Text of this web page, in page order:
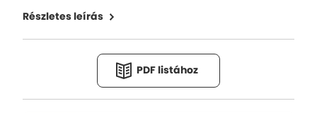
Részletes leírás
PDF listához